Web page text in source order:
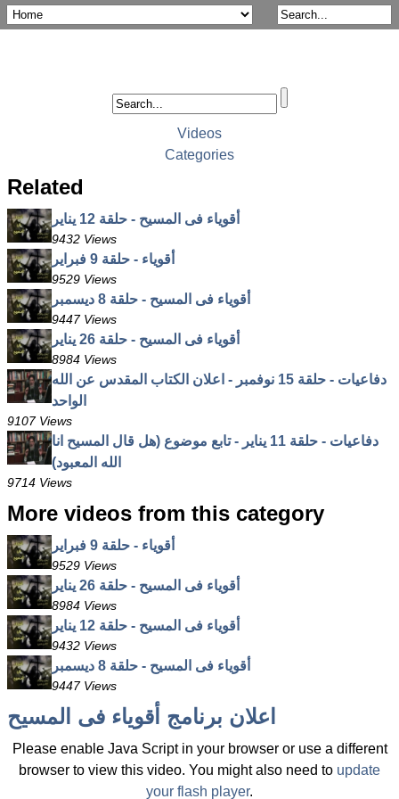
Videos
Categories
Related
أقوياء فى المسيح - حلقة 12 يناير
9432 Views
أقوياء - حلقة 9 فبراير
9529 Views
أقوياء فى المسيح - حلقة 8 ديسمبر
9447 Views
أقوياء فى المسيح - حلقة 26 يناير
8984 Views
دفاعيات - حلقة 15 نوفمبر - اعلان الكتاب المقدس عن الله
الواحد
9107 Views
دفاعيات - حلقة 11 يناير - تابع موضوع (هل قال المسيح انا
الله المعبود)
9714 Views
More videos from this category
أقوياء - حلقة 9 فبراير
9529 Views
أقوياء فى المسيح - حلقة 26 يناير
8984 Views
أقوياء فى المسيح - حلقة 12 يناير
9432 Views
أقوياء فى المسيح - حلقة 8 ديسمبر
9447 Views
اعلان برنامج أقوياء فى المسيح
Please enable Java Script in your browser or use a different
browser to view this video. You might also need to update
your flash player.